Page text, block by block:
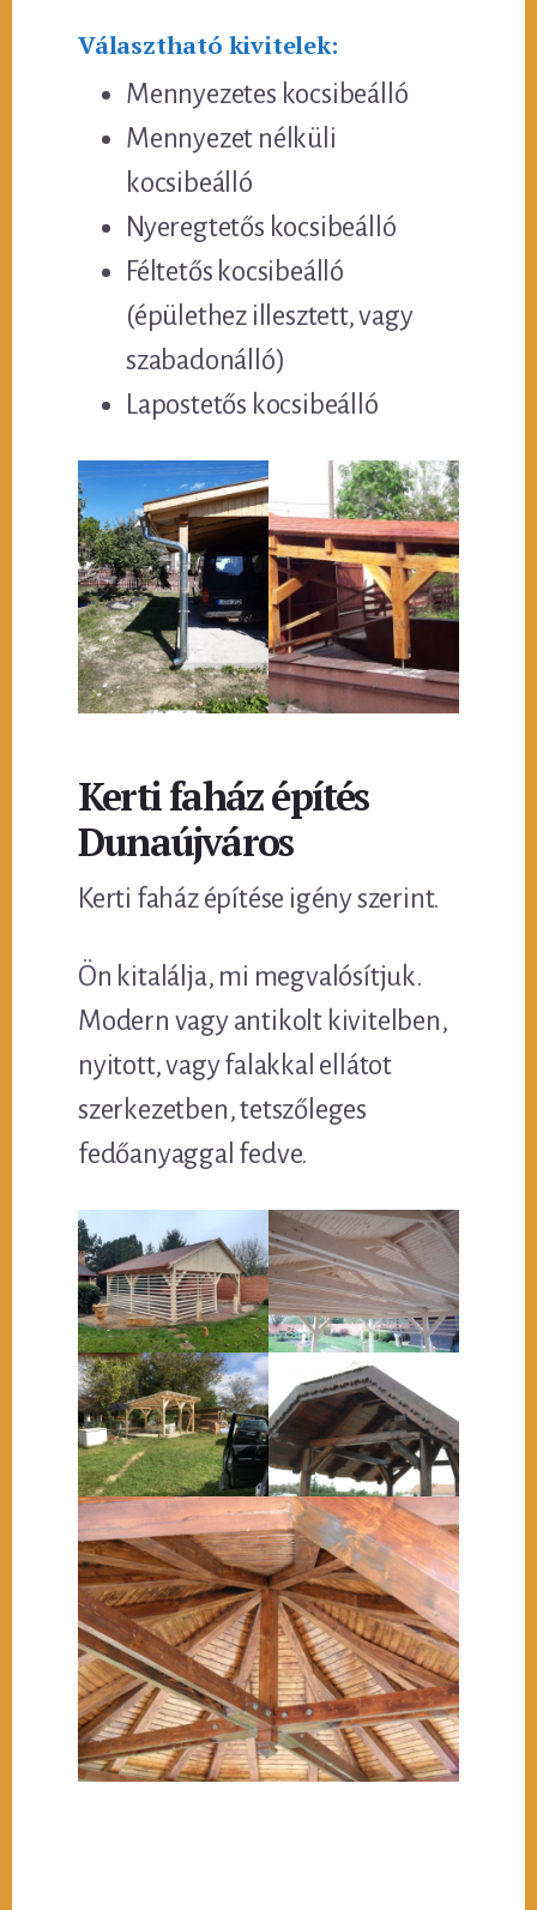
Választható kivitelek:
Mennyezetes kocsibeálló
Mennyezet nélküli
kocsibeálló
Nyeregtetős kocsibeálló
Féltetős kocsibeálló
(épülethez illesztett, vagy
szabadonálló)
Lapostetős kocsibeálló
Kerti faház építés
Dunaújváros
Kerti faház építése igény szerint.
Ön kitalálja, mi megvalósítjuk.
Modern vagy antikolt kivitelben,
nyitott, vagy falakkal ellátot
szerkezetben, tetszőleges
fedőanyaggal fedve.